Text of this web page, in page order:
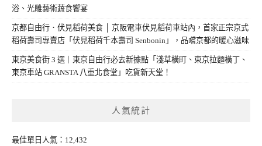
浴、光雕藝術蔬食饗宴
京都自由行．伏見稻荷美食 │ 京阪電車伏見稻荷車站內，首家正宗京式
稻荷壽司專賣店「伏見稻荷千本壽司 Senbonin」，品嚐京都的暖心滋味
東京美食街 3 選｜東京自由行必去新據點「淺草橫町、東京拉麵橫丁、
東京車站 GRANSTA 八重北食堂」吃貨新天堂！
人氣統計
最佳單日人氣：12,432